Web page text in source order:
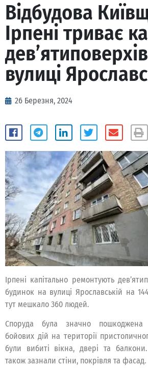
Відбудова
Ірпені триває
вулиці
26 Березня, 2024
Ірпені капітально ремонтують
будинок на вулиці Ярославській на
тут мешкало 360 людей.
Споруда була значно пошкоджена
бойових дій на території
були вибиті вікна, двері та
також зазнали стіни, покрівля та фасад.